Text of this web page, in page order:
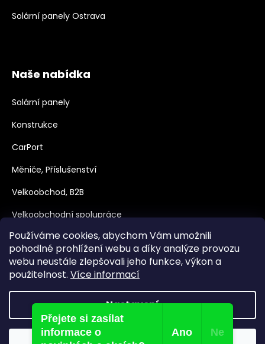
Používáme cookies, abychom Vám umožnili
pohodlné prohlížení webu a díky analýze provozu
webu neustále zlepšovali jeho funkce, výkon a
použitelnost. Více informací
Nastavení
Solární panely Ostrava
Naše nabídka
Solární panely
Konstrukce
CarPort
Měniče, Příslušenství
Velkoobchod, B2B
Velkoobchodní spolupráce
Dotace
Vytvořil Shoptet
Přejete si zasílat
informace o
Ano Ne